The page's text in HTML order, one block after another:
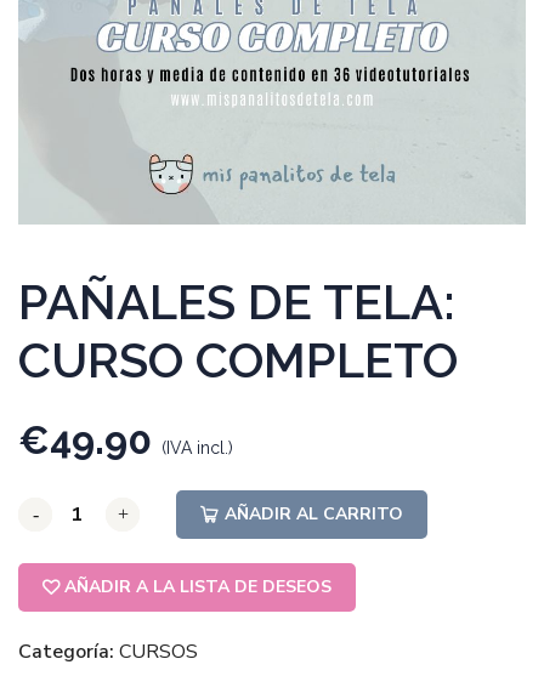
PAÑALES DE TELA:
CURSO COMPLETO
€49.90 (IVA incl.)
- +
- +
- + AÑADIR AL CARRITO
AÑADIR A LA LISTA DE DESEOS
Categoría: CURSOS